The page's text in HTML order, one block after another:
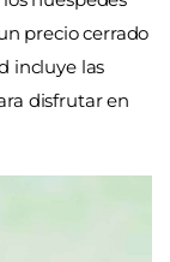
precio cerrado
incluye las
disfrutar en